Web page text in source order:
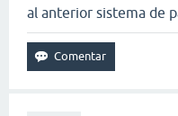
al anterior sistema de